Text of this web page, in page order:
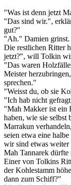
"Was ist denn jetzt
"Das sind wir.",
gut?"
"Ah." Damien
Die restlichen Ritter
jetzt?", will Tolkin
"Das waren
Meister
sprechen."
"Weisst du, ob sie
"Ich hab nicht
"Mah Makker ist ein
haben, wie sie selbst
Marrakun
seien etwa eine
wir sind etwas weiter
Mah Tannarek dürfte
Einer von Tolkins
der Kohlestamm
dann zum Schiff?"